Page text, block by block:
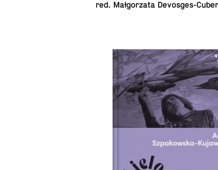
red. Mał­go­rza­ta Devosges-Cuber